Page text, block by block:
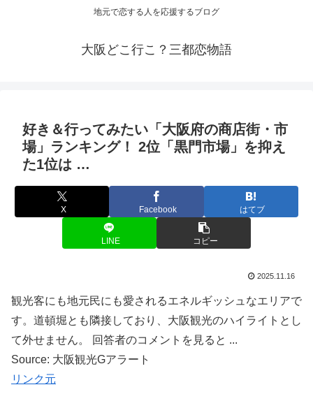
地元で恋する人を応援するブログ
大阪どこ行こ？三都恋物語
好き＆行ってみたい「 大阪府の商店街・市
場」ランキング！ 2位「黒門市場」を抑え
た1位は …
X Facebook はてブ
LINE コピー
2025.11.16
観光客にも地元民にも愛されるエネルギッシュなエリアで
す。道頓堀とも隣接しており、大阪観光のハイライトとし
て外せません。 回答者のコメントを見ると ...
Source: 大阪観光Gアラート
リンク元